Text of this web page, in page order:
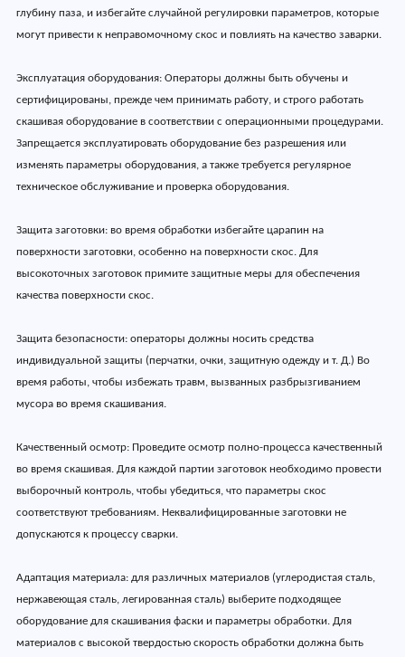
глубину паза, и избегайте случайной регулировки параметров, которые
могут привести к неправомочному скос и повлиять на качество заварки.
Эксплуатация оборудования: Операторы должны быть обучены и
сертифицированы, прежде чем принимать работу, и строго работать
скашивая оборудование в соответствии с операционными процедурами.
Запрещается эксплуатировать оборудование без разрешения или
изменять параметры оборудования, а также требуется регулярное
техническое обслуживание и проверка оборудования.
Защита заготовки: во время обработки избегайте царапин на
поверхности заготовки, особенно на поверхности скос. Для
высокоточных заготовок примите защитные меры для обеспечения
качества поверхности скос.
Защита безопасности: операторы должны носить средства
индивидуальной защиты (перчатки, очки, защитную одежду и т. Д.) Во
время работы, чтобы избежать травм, вызванных разбрызгиванием
мусора во время скашивания.
Качественный осмотр: Проведите осмотр полно-процесса качественный
во время скашивая. Для каждой партии заготовок необходимо провести
выборочный контроль, чтобы убедиться, что параметры скос
соответствуют требованиям. Неквалифицированные заготовки не
допускаются к процессу сварки.
Адаптация материала: для различных материалов (углеродистая сталь,
нержавеющая сталь, легированная сталь) выберите подходящее
оборудование для скашивания фаски и параметры обработки. Для
материалов с высокой твердостью скорость обработки должна быть